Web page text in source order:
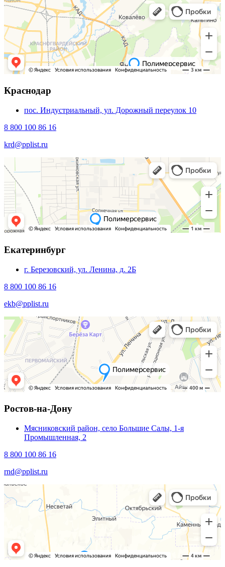
Краснодар
пос. Индустриальный, ул. Дорожный переулок 10
8 800 100 86 16
krd@pplist.ru
Екатеринбург
г. Березовский, ул. Ленина, д. 2Б
8 800 100 86 16
ekb@pplist.ru
Ростов-на-Дону
Мясниковский район, село Большие Салы, 1-я
Промышленная, 2
8 800 100 86 16
rnd@pplist.ru